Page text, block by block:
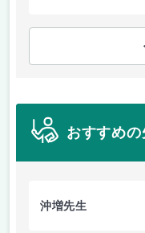
おすすめの
沖増先生